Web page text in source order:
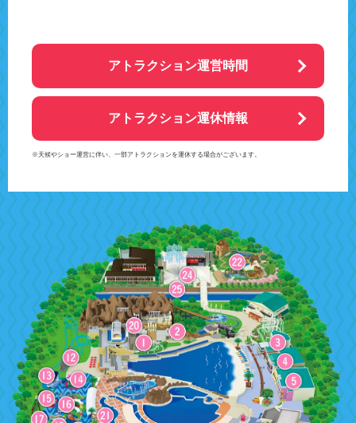
アトラクション運営時間
アトラクション運休情報
※天候やショー運営に伴い、一部アトラクションを運休する場合がございます。